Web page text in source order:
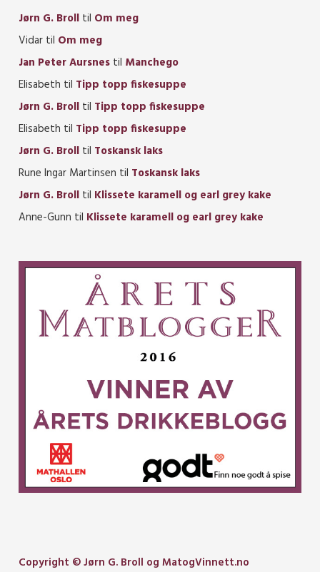
Jørn G. Broll til Om meg
Vidar til Om meg
Jan Peter Aursnes til Manchego
Elisabeth til Tipp topp fiskesuppe
Jørn G. Broll til Tipp topp fiskesuppe
Elisabeth til Tipp topp fiskesuppe
Jørn G. Broll til Toskansk laks
Rune Ingar Martinsen til Toskansk laks
Jørn G. Broll til Klissete karamell og earl grey kake
Anne-Gunn til Klissete karamell og earl grey kake
Copyright © Jørn G. Broll og MatogVinnett.no